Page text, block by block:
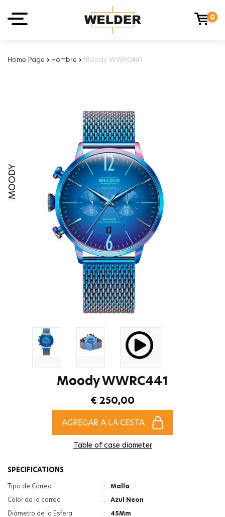
0
Home Page › Hombre › Moody WWRC441
MOODY
Moody WWRC441
€ 250,00
AGREGAR A LA CESTA
Table of case diameter
SPECIFICATIONS
Tipo de Correa :
Malla
Color de la correa
:
Azul Neon
Diámetro de la Esfera
:
45Mm